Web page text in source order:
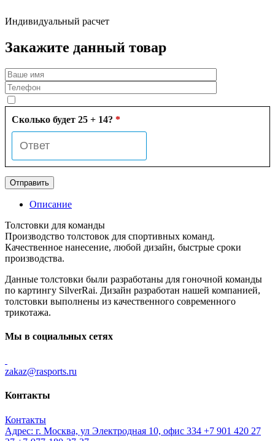
Индивидуальный расчет
Закажите данный товар
Сколько будет 25 + 14? *
Описание
Толстовки для команды
Производство толстовок для спортивных команд.
Качественное нанесение, любой дизайн, быстрые сроки
производства.
Данные толстовки были разработаны для гоночной команды
по картингу SilverRai. Дизайн разработан нашей компанией,
толстовки выполнены из качественного современного
трикотажа.
Мы в социальных сетях
zakaz@rasports.ru
Контакты
Контакты
Адрес: г. Москва, ул Электродная 10, офис 334 +7 901 420 27